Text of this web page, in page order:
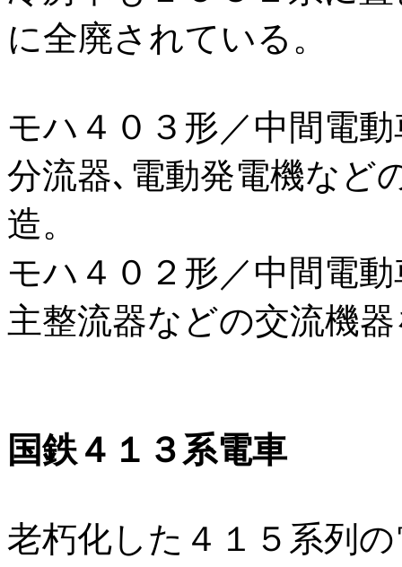
に全廃されている。
モハ４０３形／中間電
分流器､電動発電機など
造。
モハ４０２形／中間電
主整流器などの交流機
国鉄４１３系電車
老朽化した４１５系列